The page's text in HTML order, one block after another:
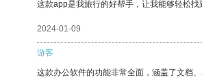
这款app是我旅行的好帮手，让我能够轻松找
2024-01-09
游客
这款办公软件的功能非常全面，涵盖了文档